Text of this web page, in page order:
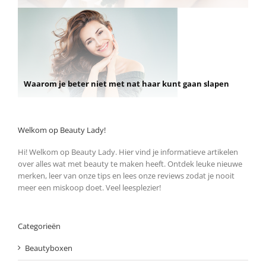
Waarom je beter niet met nat haar kunt gaan slapen
Welkom op Beauty Lady!
Hi! Welkom op Beauty Lady. Hier vind je informatieve artikelen
over alles wat met beauty te maken heeft. Ontdek leuke nieuwe
merken, leer van onze tips en lees onze reviews zodat je nooit
meer een miskoop doet. Veel leesplezier!
Categorieën
Beautyboxen